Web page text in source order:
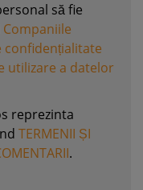
să fie
Companiile
confidențialitate
utilizare a datelor
reprezinta
TERMENII ȘI
.